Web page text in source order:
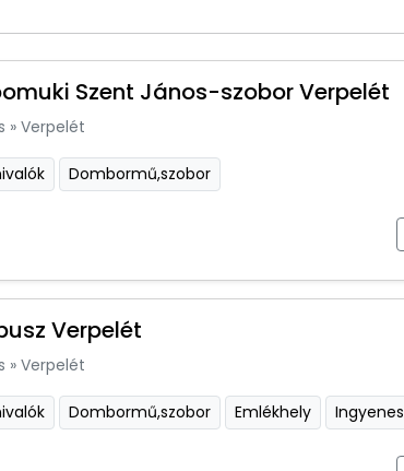
Szent János-szobor Verpelét
» Verpelét
Dombormű,szobor
Verpelét
» Verpelét
Dombormű,szobor Emlékhely Ingyenes